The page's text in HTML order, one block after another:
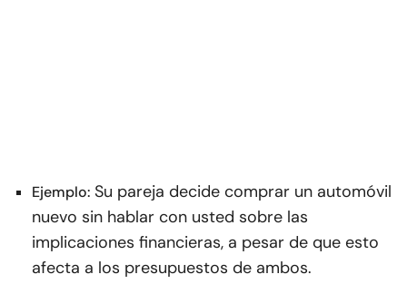
Ejemplo: Su pareja decide comprar un automóvil
nuevo sin hablar con usted sobre las
implicaciones financieras, a pesar de que esto
afecta a los presupuestos de ambos.